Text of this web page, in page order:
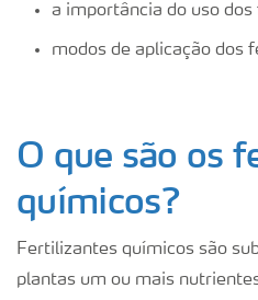
a importância do uso
modos de aplicação dos
O que são os
químicos?
Fertilizantes químicos são
plantas um ou mais